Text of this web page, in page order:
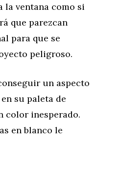
la ventana como si
que parezcan
para que se
peligroso.
un aspecto
su paleta de
color inesperado.
en blanco le